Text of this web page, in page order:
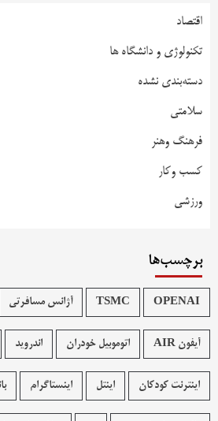
اقتصاد
تکنولوژی و دانشگاه ها
دسته‌بندی نشده
سلامتی
فرهنگ وهنر
کسب وکار
ورزشی
برچسب‌ها
OPENAI
TSMC آژانس مسافرتی
آیفون AIR اتوموبیل خودران اندروید
اینترنت کودکان اینتل اینستاگرام